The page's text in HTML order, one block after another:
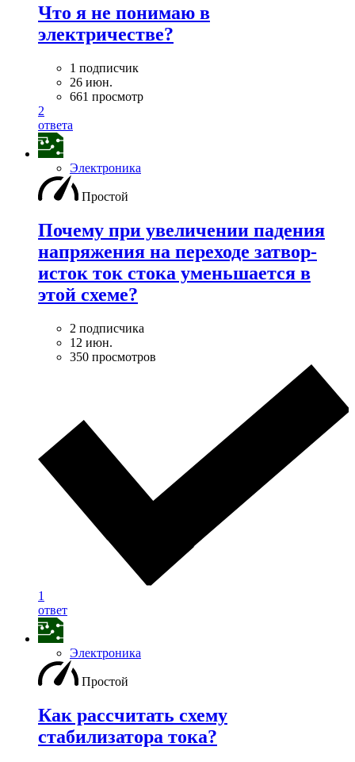
Что я не понимаю в
электричестве?
1 подписчик
26 июн.
661 просмотр
2
ответа
Электроника
Простой
Почему при увеличении падения
напряжения на переходе затвор-
исток ток стока уменьшается в
этой схеме?
2 подписчика
12 июн.
350 просмотров
1
ответ
Электроника
Простой
Как рассчитать схему
стабилизатора тока?